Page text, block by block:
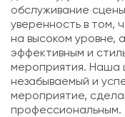
обслуживание
уверенность в том,
на высоком уровне,
эффективным и
мероприятия. Наша
незабываемый и
мероприятие,
профессиональным.